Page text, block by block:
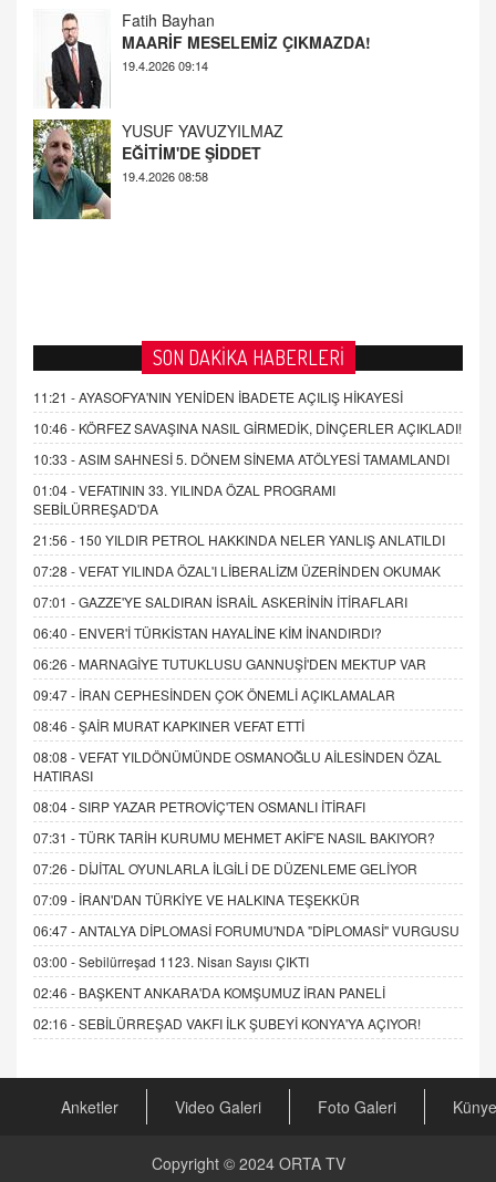
YUSUF YAVUZYILMAZ
EĞİTİM'DE ŞİDDET
19.4.2026 08:58
AHMED ÇITLAKOĞLU
OKUL SALDIRILARININ ORTAYA ÇIKARTTIĞI
GERÇEK!
SON DAKİKA HABERLERİ
11:21 -AYASOFYA'NIN YENİDEN İBADETE AÇILIŞ HİKAYESİ
10:46 - KÖRFEZ SAVAŞINA NASIL GİRMEDİK, DİNÇERLER AÇIKLADI!
10:33 -ASIM SAHNESİ 5. DÖNEM SİNEMA ATÖLYESİ TAMAMLANDI
01:04 -VEFATININ 33. YILINDA ÖZAL PROGRAMI
SEBİLÜRREŞAD'DA
21:56 - 150 YILDIR PETROL HAKKINDA NELER YANLIŞ ANLATILDI
07:28 -VEFAT YILINDA ÖZAL'I LİBERALİZM ÜZERİNDEN OKUMAK
07:01 -GAZZE'YE SALDIRAN İSRAİL ASKERİNİN İTİRAFLARI
06:40 - ENVER'İ TÜRKİSTAN HAYALİNE KİM İNANDIRDI?
06:26 - MARNAGİYE TUTUKLUSU GANNUŞİ'DEN MEKTUP VAR
09:47 - İRAN CEPHESİNDEN ÇOK ÖNEMLİ AÇIKLAMALAR
08:46 -ŞAİR MURAT KAPKINER VEFAT ETTİ
08:08 -VEFAT YILDÖNÜMÜNDE OSMANOĞLU AİLESİNDEN ÖZAL
HATIRASI
08:04 -SIRP YAZAR PETROVİÇ'TEN OSMANLI İTİRAFI
07:31 -TÜRK TARİH KURUMU MEHMET AKİF'E NASIL BAKIYOR?
07:26 - DİJİTAL OYUNLARLA İLGİLİ DE DÜZENLEME GELİYOR
07:09 - İRAN'DAN TÜRKİYE VE HALKINA TEŞEKKÜR
06:47 -ANTALYA DİPLOMASİ FORUMU'NDA "DİPLOMASİ" VURGUSU
03:00 -Sebilürreşad 1123. Nisan Sayısı ÇIKTI
02:46 - BAŞKENT ANKARA'DA KOMŞUMUZ İRAN PANELİ
02:16 -SEBİLÜRREŞAD VAKFI İLK ŞUBEYİ KONYA'YA AÇIYOR!
Anketler Video Galeri Foto Galeri Künye
Copyright © 2024 ORTA TV